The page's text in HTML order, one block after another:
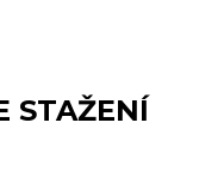
STAŽENÍ